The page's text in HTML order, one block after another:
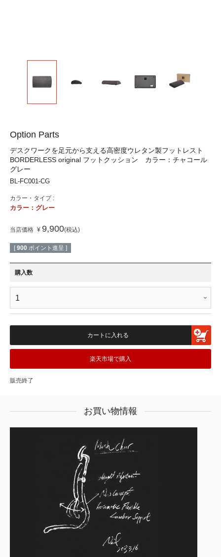
Option Parts
デスクワークを足元から支える高密度ウレタン製フットレスト
BORDERLESS original フットクッション カラー：チャコール
グレー
BL-FC001-CG
カラー・タイプ :
カラー：グレー
当店価格 ¥ 9,900 税込
[ 900 ポイント進呈 ]
カートに入れる
楽天市場で購入
販売終了
お買い物情報